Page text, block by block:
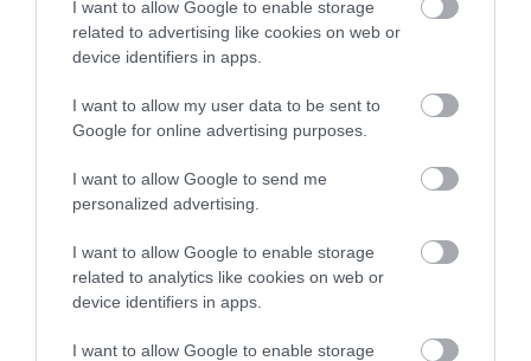
I want to allow Google to enable storage
related to advertising like cookies on web or
device identifiers in apps.
I want to allow my user data to be sent to
Google for online advertising purposes.
I want to allow Google to send me
personalized advertising.
I want to allow Google to enable storage
related to analytics like cookies on web or
device identifiers in apps.
I want to allow Google to enable storage
ÚJRAINDULNAK A KORÁBBAN
LEÁLLÍTOTT SZOLGÁLTATÁSOK AZ EGRI...
2026. augusztus 07
TÍZ ÉVE NEM VOLT ILYEN ALACSONY AZ
INFLÁCIÓ MAGYARORSZÁGON
Mindenki ügye